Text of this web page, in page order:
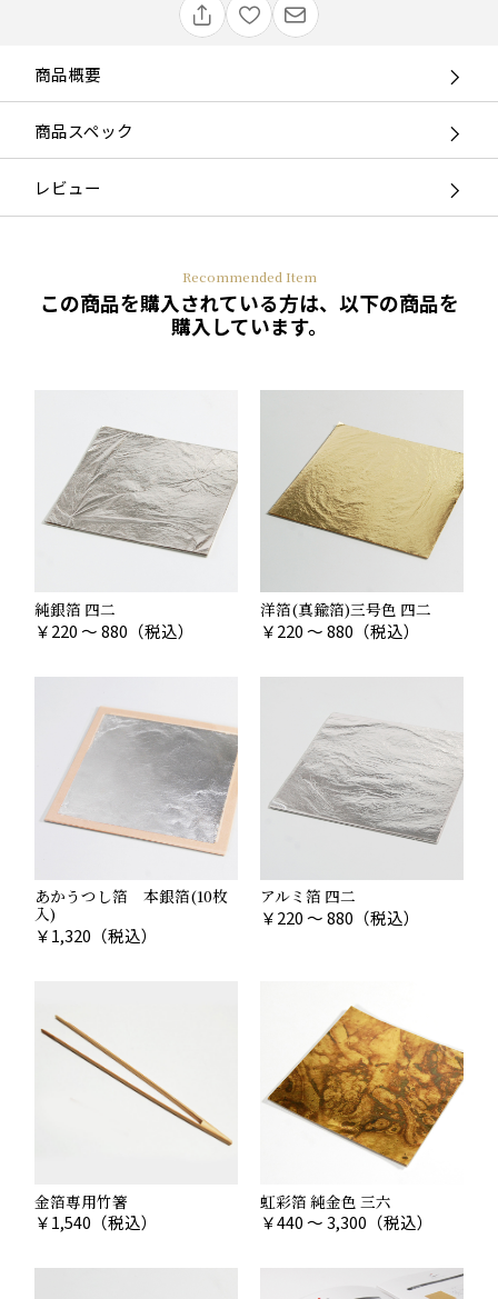
商品概要
商品スペック
レビュー
Recommended Item
この商品を購入されている方は、以下の商品を
購入しています。
純銀箔 四二
￥220 ～ 880 （税込）
洋箔(真鍮箔)三号色 四二
￥220 ～ 880 （税込）
あかうつし箔 本銀箔(10枚
入)
￥1,320 （税込）
アルミ箔 四二
￥220 ～ 880 （税込）
金箔専用竹箸
￥1,540 （税込）
虹彩箔 純金色 三六
￥440 ～ 3,300 （税込）